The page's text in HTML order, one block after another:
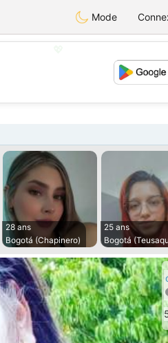
Mode
28 ans
Bogotá (Chapinero)
25 ans
Bogotá